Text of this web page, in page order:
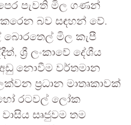
පැවති මිල ගණන්
බව සඳහන් වේ.
මිල කැපී
ශ්‍රී ලංකාවේ දේශීය
නොවීම වර්තමාන
ප්‍රධාන මාතෘකාවක්
රටවල් ලෝක
සෘජුවම තම